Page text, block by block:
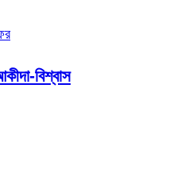
বিশ্বাস